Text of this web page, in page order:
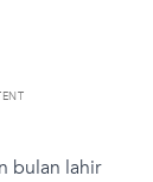
bulan lahir